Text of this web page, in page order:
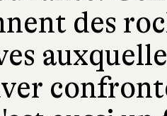
des